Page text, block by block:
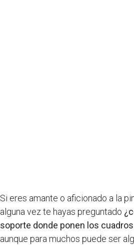
Si eres amante o aficionado a la
alguna vez te hayas preguntado
soporte donde ponen los
aunque para muchos puede ser